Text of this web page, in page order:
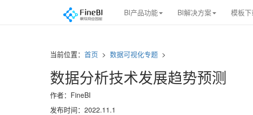
BI产品功能 BI解决方案 模板
当前位置： 首页 > 数据可视化专题 >
数据分析技术发展趋势预测
作者：FineBI
发布时间：2022.11.1